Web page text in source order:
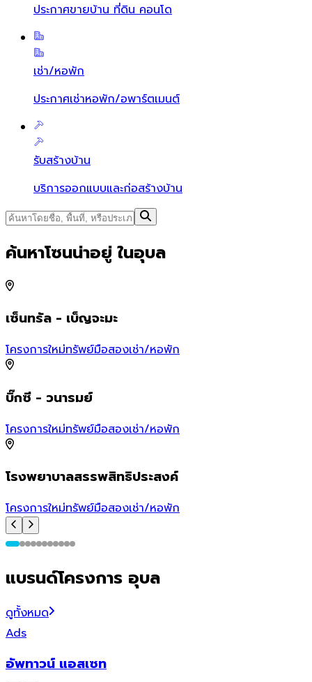
ประกาศขายบ้าน ที่ดิน คอนโด
เช่า/หอพัก
ประกาศเช่าหอพัก/อพาร์ตเมนต์
รับสร้างบ้าน
บริการออกแบบและก่อสร้างบ้าน
ค้นหาโซนน่าอยู่ ในอุบล
เซ็นทรัล - เบ็ญจะมะ
โครงการใหม่ทรัพย์มือสองเช่า/หอพัก
บิ๊กซี - วนารมย์
โครงการใหม่ทรัพย์มือสองเช่า/หอพัก
โรงพยาบาลสรรพสิทธิประสงค์
โครงการใหม่ทรัพย์มือสองเช่า/หอพัก
แบรนด์โครงการ อุบล
ดูทั้งหมด
Ads
อัพทาวน์ แอสเซท